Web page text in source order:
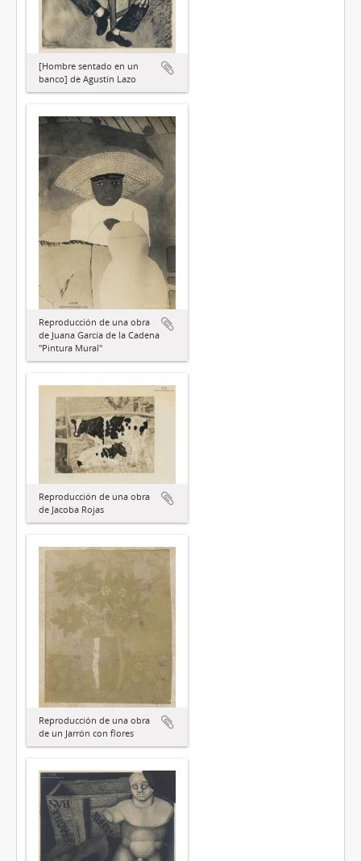
[Hombre sentado en un
banco] de Agustín Lazo
Reproducción de una obra
de Juana García de la Cadena
"Pintura Mural"
Reproducción de una obra
de Jacoba Rojas
Reproducción de una obra
de un Jarrón con flores